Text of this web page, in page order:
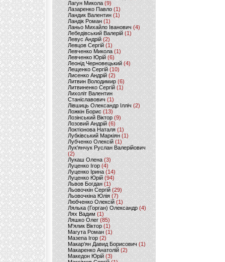
Лагун Микола(9)
Лазаренко Павло (1)
Ландик Валентин (1)
Ландік Роман (1)
Ланьо Михайло Іванович(4)
Лебедівський Валерій(1)
Левус Андрій(2)
Левцов Сергій (1)
Левченко Микола (1)
Левченко Юрій (6)
Леонід Черновецький (4)
Лещенко Сергій (10)
Лисенко Андрій (2)
Литвин Володимир (6)
Литвиненко Сергій (1)
Лихоліт Валентин
Станіславович (1)
Лівшиць Олександр Ілліч (2)
Ложкін Борис(13)
Лозінський Віктор(9)
Лозовий Андрій (6)
Локтіонова Наталя (1)
Лубківський Маркіян(1)
Лубченко Олексій (1)
Лук'янчук Руслан Валерійович
(2)
Лукаш Олена (3)
Луценко Ігор (4)
Луценко Ірина (14)
Луценко Юрій (94)
Львов Богдан (1)
Льовочкін Сергій (29)
Льовочкіна Юлія(7)
Любченко Олексій(1)
Лялька (Горган) Олександр(4)
Лях Вадим (1)
Ляшко Олег (85)
М'ялик Віктор(1)
Магута Роман(1)
Мазепа Ігор (2)
Макар'ян Давид Борисович(1)
Макаренко Анатолій (2)
Македон Юрій(3)